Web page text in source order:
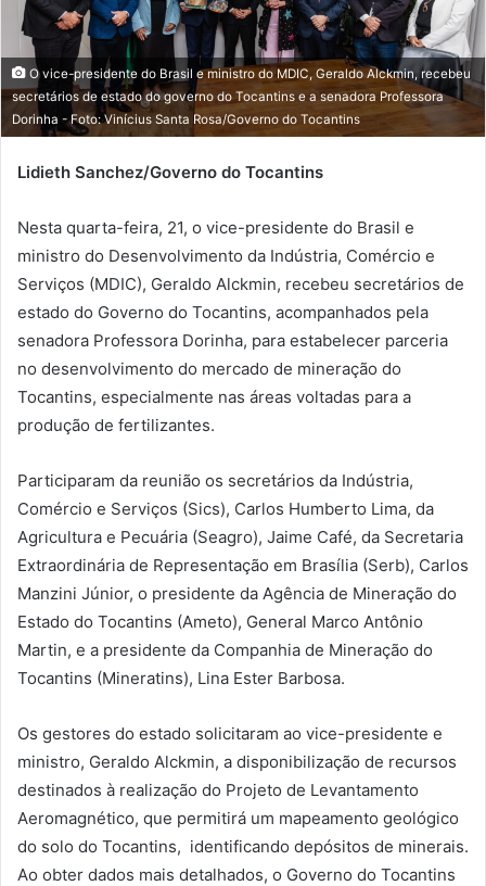
m
a
i
O vice-presidente do Brasil e ministro do MDIC, Geraldo Alckmin, recebeu
secretários de estado do governo do Tocantins e a senadora Professora
Dorinha - Foto: Vinícius Santa Rosa/Governo do Tocantins
Lidieth Sanchez/Governo do Tocantins
Nesta quarta-feira, 21, o vice-presidente do Brasil e
ministro do Desenvolvimento da Indústria, Comércio e
Serviços (MDIC), Geraldo Alckmin, recebeu secretários de
estado do Governo do Tocantins, acompanhados pela
senadora Professora Dorinha, para estabelecer parceria
no desenvolvimento do mercado de mineração do
Tocantins, especialmente nas áreas voltadas para a
produção de fertilizantes.
Participaram da reunião os secretários da Indústria,
Comércio e Serviços (Sics), Carlos Humberto Lima, da
Agricultura e Pecuária (Seagro), Jaime Café, da Secretaria
Extraordinária de Representação em Brasília (Serb), Carlos
Manzini Júnior, o presidente da Agência de Mineração do
Estado do Tocantins (Ameto), General Marco Antônio
Martin, e a presidente da Companhia de Mineração do
Tocantins (Mineratins), Lina Ester Barbosa.
Os gestores do estado solicitaram ao vice-presidente e
ministro, Geraldo Alckmin, a disponibilização de recursos
destinados à realização do Projeto de Levantamento
Aeromagnético, que permitirá um mapeamento geológico
do solo do Tocantins, identificando depósitos de minerais.
Ao obter dados mais detalhados, o Governo do Tocantins